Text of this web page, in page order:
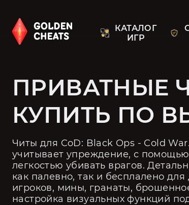
КАТАЛОГ
ИГР
ПРИВАТНЫЕ
КУПИТЬ ПО
Читы для CoD: Black Ops - Cold
учитывает упреждение, с
легкостью убивать врагов.
как палевно, так и бесплалено
игроков, мины, гранаты,
настройка визуальных функций